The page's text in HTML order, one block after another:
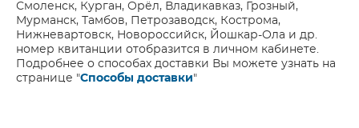
Смоленск, Курган, Орёл, Владикавказ, Грозный,
Мурманск, Тамбов, Петрозаводск, Кострома,
Нижневартовск, Новороссийск, Йошкар-Ола и др.
номер квитанции отобразится в личном кабинете.
Подробнее о способах доставки Вы можете узнать на
странице "Способы доставки"